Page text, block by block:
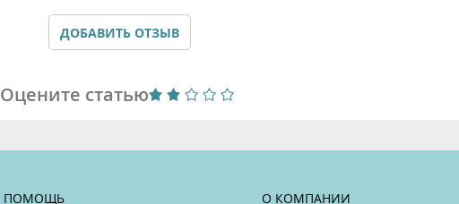
ДОБАВИТЬ ОТЗЫВ
Оцените статью
ПОМОЩЬ О КОМПАНИИ